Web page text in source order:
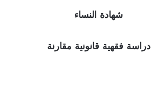
شهادة النساء
دراسة فقهية قانونية مقارنة